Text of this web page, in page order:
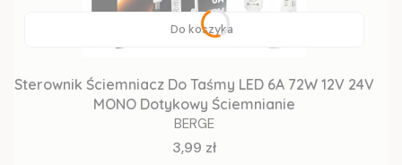
Do koszyka
Sterownik Ściemniacz Do Taśmy LED 6A 72W 12V 24V
MONO Dotykowy Ściemnianie
BERGE
Cena
3,99 zł